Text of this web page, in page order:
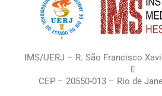
IMS/UERJ – R. São Francisco
E
CEP – 20550-013 – Rio de